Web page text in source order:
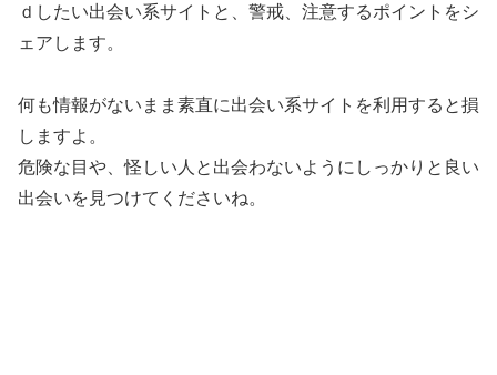
ｄしたい出会い系サイトと、警戒、注意するポイントをシ
ェアします。
何も情報がないまま素直に出会い系サイトを利用すると損
しますよ。
危険な目や、怪しい人と出会わないようにしっかりと良い
出会いを見つけてくださいね。